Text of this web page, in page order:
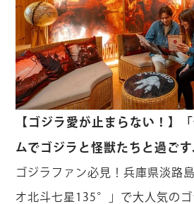
【ゴジラ愛が止まらない！】
ムでゴジラと怪獣たちと過ごす
ゴジラファン必見！兵庫県淡路
オ北斗七星135°」で大人気の